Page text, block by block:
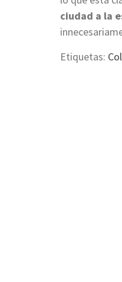
ciudad a la
Etiquetas: